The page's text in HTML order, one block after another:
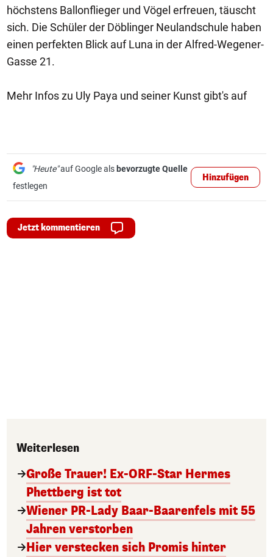
höchstens Ballonflieger und Vögel erfreuen, täuscht
sich. Die Schüler der Döblinger Neulandschule haben
einen perfekten Blick auf Luna in der Alfred-Wegener-
Gasse 21.
Mehr Infos zu Uly Paya und seiner Kunst gibt's auf
"Heute"auf Google als bevorzugte Quelle
festlegen
Hinzufügen
Jetzt kommentieren
Weiterlesen
Große Trauer! Ex-ORF-Star Hermes
Phettberg ist tot
Wiener PR-Lady Baar-Baarenfels mit 55
Jahren verstorben
Hier verstecken sich Promis hinter